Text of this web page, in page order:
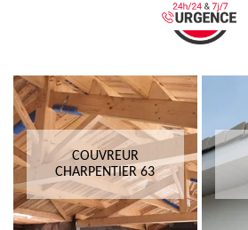
COUVREUR
CHARPENTIER 63